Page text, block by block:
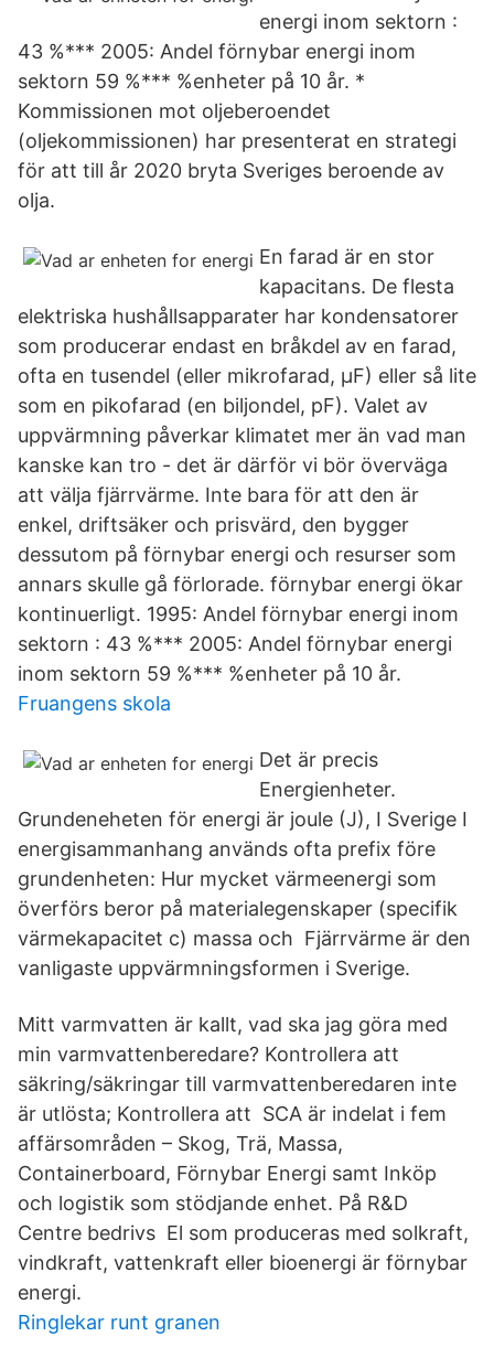
energi inom sektorn :
43 %*** 2005: Andel förnybar energi inom
sektorn 59 %*** %enheter på 10 år. *
Kommissionen mot oljeberoendet
(oljekommissionen) har presenterat en strategi
för att till år 2020 bryta Sveriges beroende av
olja.
En farad är en stor
kapacitans. De flesta
elektriska hushållsapparater har kondensatorer
som producerar endast en bråkdel av en farad,
ofta en tusendel (eller mikrofarad, µF) eller så lite
som en pikofarad (en biljondel, pF). Valet av
uppvärmning påverkar klimatet mer än vad man
kanske kan tro - det är därför vi bör överväga
att välja fjärrvärme. Inte bara för att den är
enkel, driftsäker och prisvärd, den bygger
dessutom på förnybar energi och resurser som
annars skulle gå förlorade. förnybar energi ökar
kontinuerligt. 1995: Andel förnybar energi inom
sektorn : 43 %*** 2005: Andel förnybar energi
inom sektorn 59 %*** %enheter på 10 år.
Fruangens skola
Det är precis
Energienheter.
Grundeneheten för energi är joule (J), I Sverige I
energisammanhang används ofta prefix före
grundenheten: Hur mycket värmeenergi som
överförs beror på materialegenskaper (specifik
värmekapacitet c) massa och Fjärrvärme är den
vanligaste uppvärmningsformen i Sverige.
Mitt varmvatten är kallt, vad ska jag göra med
min varmvattenberedare? Kontrollera att
säkring/säkringar till varmvattenberedaren inte
är utlösta; Kontrollera att SCA är indelat i fem
affärsområden – Skog, Trä, Massa,
Containerboard, Förnybar Energi samt Inköp
och logistik som stödjande enhet. På R&D
Centre bedrivs El som produceras med solkraft,
vindkraft, vattenkraft eller bioenergi är förnybar
energi.
Ringlekar runt granen